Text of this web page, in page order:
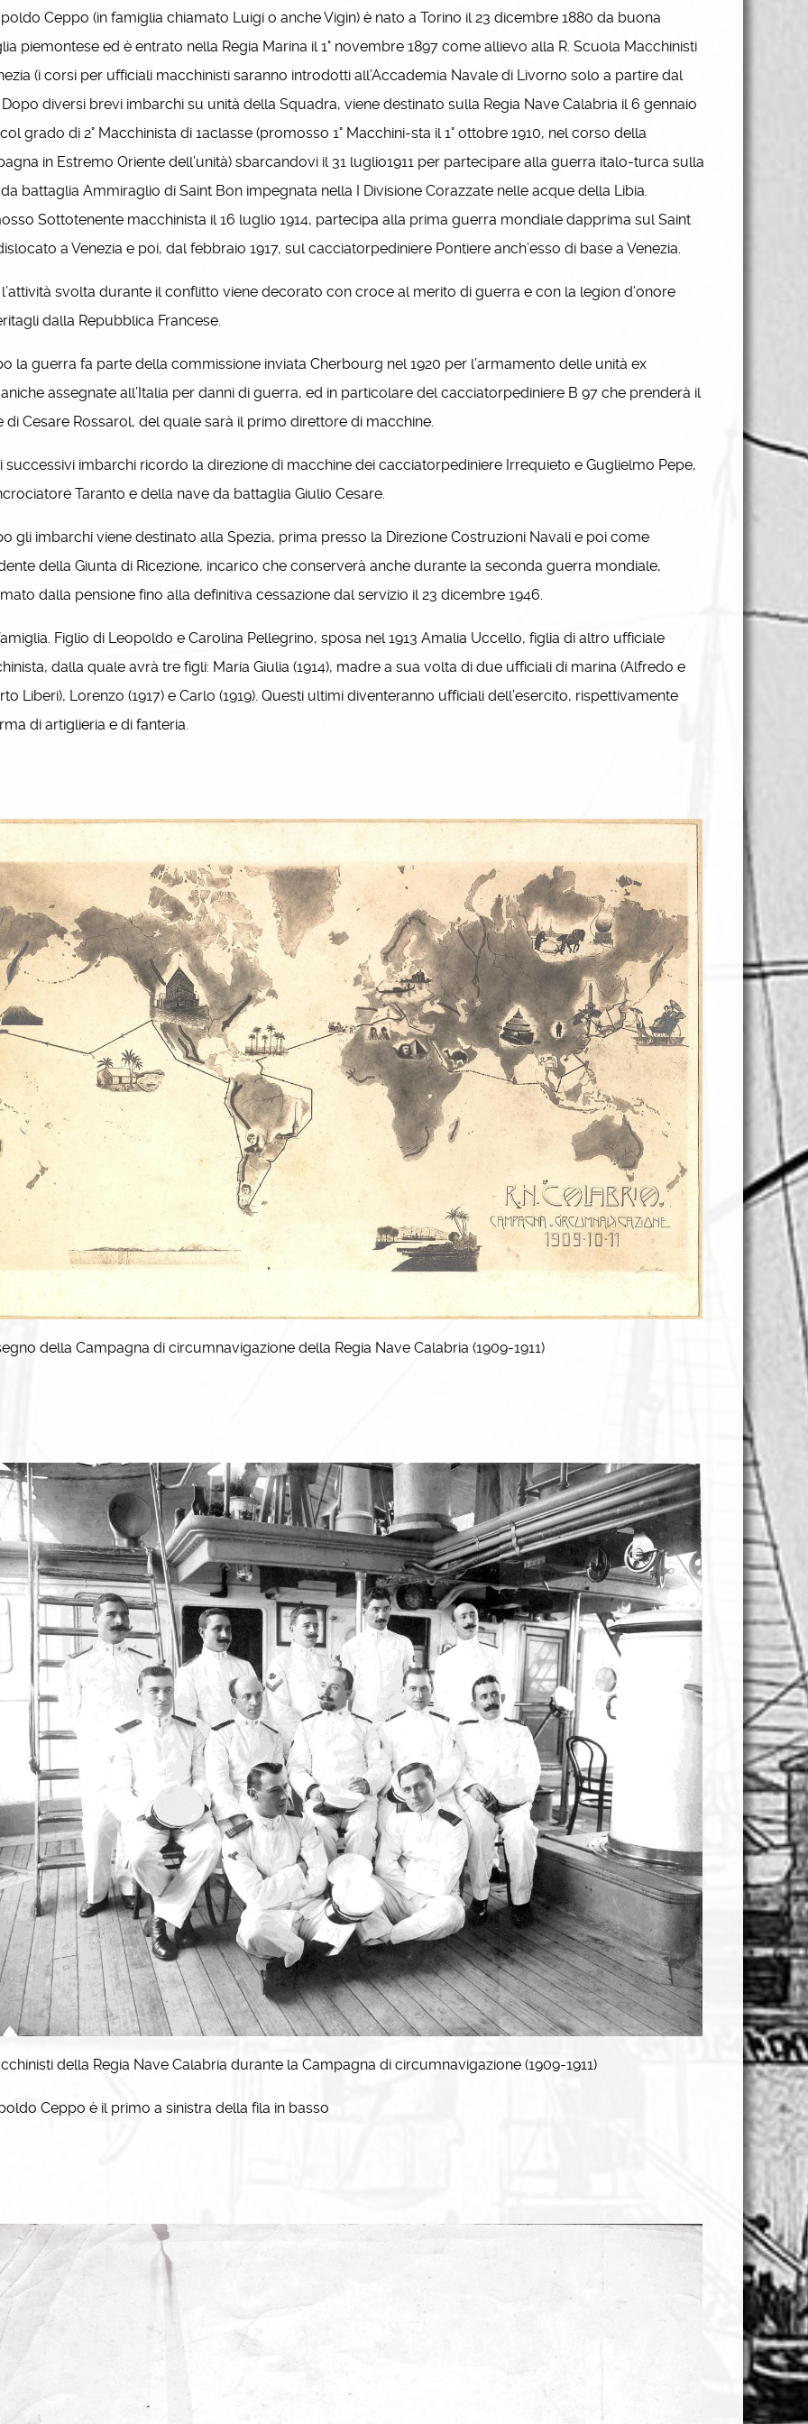
Ceppo (in famiglia chiamato Luigi o anche Vigìn) è nato a Torino il 23 dicembre 1880 da buona
piemontese ed è entrato nella Regia Marina il 1° novembre 1897 come allievo alla R. Scuola Macchinisti
(i corsi per ufficiali macchinisti saranno introdotti all’Accademia Navale di Livorno solo a partire dal
Dopo diversi brevi imbarchi su unità della Squadra, viene destinato sulla Regia Nave Calabria il 6 gennaio
grado di 2° Macchinista di 1aclasse (promosso 1° Macchini-sta il 1° ottobre 1910, nel corso della
in Estremo Oriente dell’unità) sbarcandovi il 31 luglio1911 per partecipare alla guerra italo-turca sulla
battaglia Ammiraglio di Saint Bon impegnata nella I Divisione Corazzate nelle acque della Libia.
Sottotenente macchinista il 16 luglio 1914, partecipa alla prima guerra mondiale dapprima sul Saint
a Venezia e poi, dal febbraio 1917, sul cacciatorpediniere Pontiere anch’esso di base a Venezia.
svolta durante il conflitto viene decorato con croce al merito di guerra e con la legion d’onore
dalla Repubblica Francese.
la guerra fa parte della commissione inviata Cherbourg nel 1920 per l’armamento delle unità ex
assegnate all’Italia per danni di guerra, ed in particolare del cacciatorpediniere B 97 che prenderà il
di Cesare Rossarol, del quale sarà il primo direttore di macchine.
imbarchi ricordo la direzione di macchine dei cacciatorpediniere Irrequieto e Guglielmo Pepe,
Taranto e della nave da battaglia Giulio Cesare.
gli imbarchi viene destinato alla Spezia, prima presso la Direzione Costruzioni Navali e poi come
della Giunta di Ricezione, incarico che conserverà anche durante la seconda guerra mondiale,
dalla pensione fino alla definitiva cessazione dal servizio il 23 dicembre 1946.
Figlio di Leopoldo e Carolina Pellegrino, sposa nel 1913 Amalia Uccello, figlia di altro ufficiale
dalla quale avrà tre figli: Maria Giulia (1914), madre a sua volta di due ufficiali di marina (Alfredo e
Liberi), Lorenzo (1917) e Carlo (1919). Questi ultimi diventeranno ufficiali dell’esercito, rispettivamente
di artiglieria e di fanteria.
della Campagna di circumnavigazione della Regia Nave Calabria (1909-1911)
della Regia Nave Calabria durante la Campagna di circumnavigazione (1909-1911)
Ceppo è il primo a sinistra della fila in basso